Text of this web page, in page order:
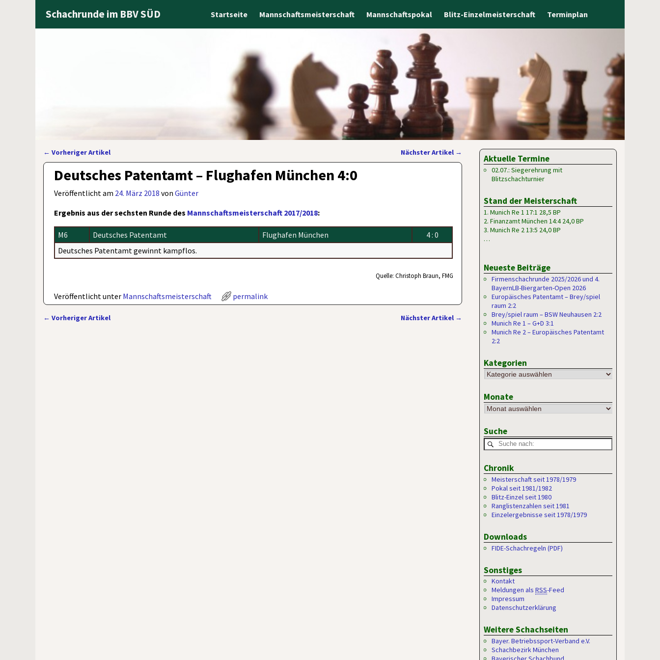
Schachrunde im BBV SÜD Startseite Mannschaftsmeisterschaft Mannschaftspokal Blitz-Einzelmeisterschaft Terminplan
Artikelnavigation
← Vorheriger Artikel Nächster Artikel →
Deutsches Patentamt – Flughafen München 4:0
Veröffentlicht am 24. März 2018 vonGünter
Ergebnis aus der sechsten Runde des Mannschaftsmeisterschaft 2017/2018:
M6 Deutsches Patentamt Flughafen München
4 : 0
Deutsches Patentamt gewinnt kampflos.
Quelle: Christoph Braun, FMG
Veröffentlicht unter Mannschaftsmeisterschaft permalink
← Vorheriger Artikel Nächster Artikel →
Aktuelle Termine
02.07.: Siegerehrung mit
Blitzschachturnier
Stand der Meisterschaft
1. Munich Re 1 17:1 28,5 BP
2. Finanzamt München 14:4 24,0 BP
3. Munich Re 2 13:5 24,0 BP
…
Neueste Beiträge
Firmenschachrunde 2025/2026 und 4.
BayernLB-Biergarten-Open 2026
Europäisches Patentamt – Brey/spiel
raum 2:2
Brey/spiel raum – BSW Neuhausen 2:2
Munich Re 1 – G+D 3:1
Munich Re 2 – Europäisches Patentamt
2:2
Kategorien
Monate
Suche
Chronik
Meisterschaft seit 1978/1979
Pokal seit 1981/1982
Blitz-Einzel seit 1980
Ranglistenzahlen seit 1981
Einzelergebnisse seit 1978/1979
Downloads
FIDE-Schachregeln (PDF)
Sonstiges
Kontakt
Meldungen alsRSS-Feed
Impressum
Datenschutzerklärung
Weitere Schachseiten
Bayer. Betriebssport-Verband e.V.
Schachbezirk München